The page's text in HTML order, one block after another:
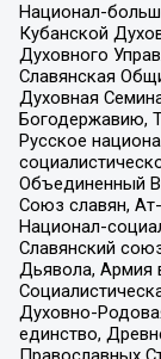
Национал-
Кубанской
Духовного
Славянская
Духовная
Богодержавию,
Русское
Объединенный
Союз славян,
Национал-
Славянский
Дьявола, Армия
Духовно-
единство,